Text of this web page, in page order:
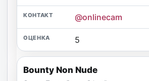
@onlinecam
5
Bounty Non Nude